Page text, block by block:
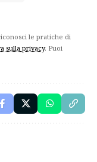
le pratiche di
sulla privacy. Puoi